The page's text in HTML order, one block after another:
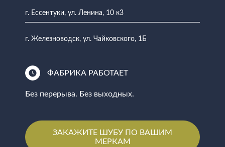
г. Ессентуки, ул. Ленина, 10 к3
г. Железноводск, ул. Чайковского, 1Б
ФАБРИКА РАБОТАЕТ
Без перерыва. Без выходных.
ЗАКАЖИТЕ ШУБУ ПО ВАШИМ
МЕРКАМ